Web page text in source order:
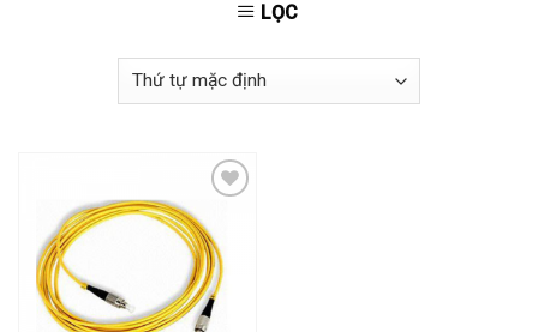
LỌC
Add to
wishlist